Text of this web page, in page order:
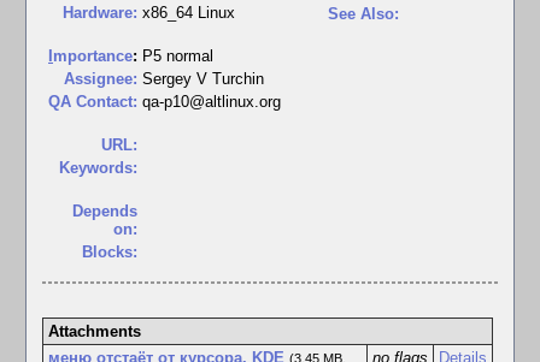
Hardware: x86_64 Linux
mportance: P5 normal
Assignee: Sergey V Turchin
QA Contact: qa-p10@altlinux.org
URL:
Keywords:
Depends
on:
Blocks:
See Also:
Attachments
меню отстаёт от курсора. KDE (3.45 MB,
no flags Details